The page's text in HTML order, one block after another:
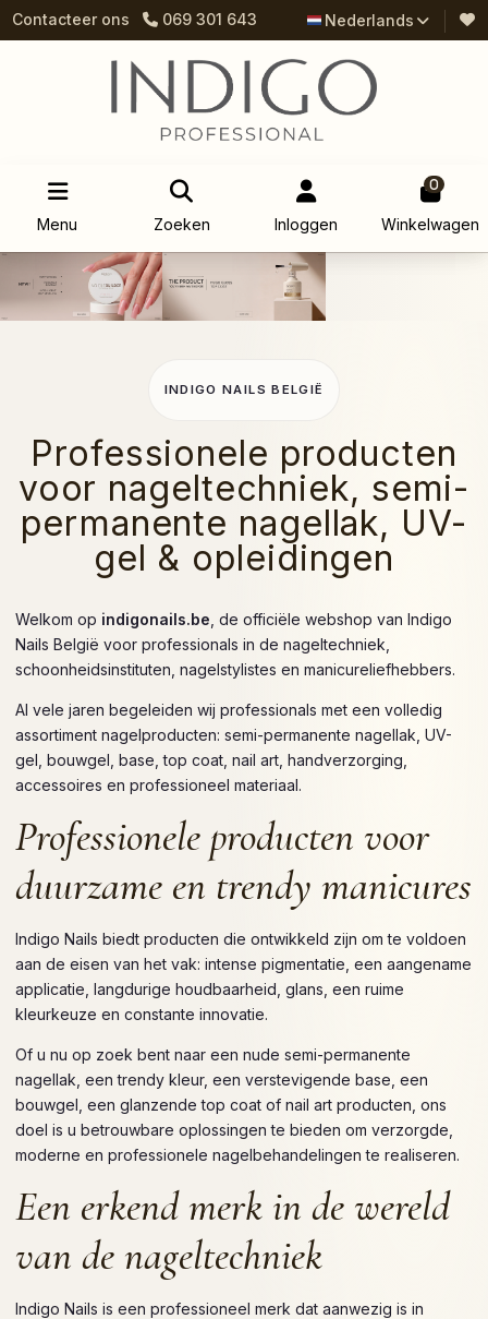
Contacteer ons 069 301 643 Nederlands
Menu Zoeken Inloggen
0
Winkelwagen
INDIGO NAILS BELGIË
Professionele producten
voor nageltechniek, semi-
permanente nagellak, UV-
gel & opleidingen
Welkom op indigonails.be , de officiële webshop van Indigo
Nails België voor professionals in de nageltechniek,
schoonheidsinstituten, nagelstylistes en manicureliefhebbers.
Al vele jaren begeleiden wij professionals met een volledig
assortiment nagelproducten: semi-permanente nagellak, UV-
gel, bouwgel, base, top coat, nail art, handverzorging,
accessoires en professioneel materiaal.
Professionele producten voor
duurzame en trendy manicures
Indigo Nails biedt producten die ontwikkeld zijn om te voldoen
aan de eisen van het vak: intense pigmentatie, een aangename
applicatie, langdurige houdbaarheid, glans, een ruime
kleurkeuze en constante innovatie.
Of u nu op zoek bent naar een nude semi-permanente
nagellak, een trendy kleur, een verstevigende base, een
bouwgel, een glanzende top coat of nail art producten, ons
doel is u betrouwbare oplossingen te bieden om verzorgde,
moderne en professionele nagelbehandelingen te realiseren.
Een erkend merk in de wereld
van de nageltechniek
Indigo Nails is een professioneel merk dat aanwezig is in